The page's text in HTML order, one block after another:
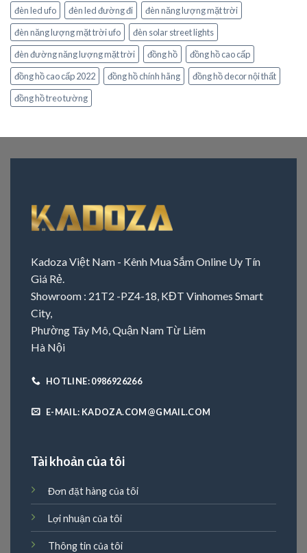
đèn led ufo
đèn led đường đi
đèn năng lượng mặt trời
đèn năng lượng mặt trời ufo
đèn solar street lights
đèn đường năng lượng mặt trời
đồng hồ
đồng hồ cao cấp
đồng hồ cao cấp 2022
đồng hồ chính hãng
đồng hồ decor nội thất
đồng hồ treo tường
Kadoza Việt Nam - Kênh Mua Sắm Online Uy Tín
Giá Rẻ.
Showroom : 21T2 -PZ4-18, KĐT Vinhomes Smart
City,
Phường Tây Mô, Quận Nam Từ Liêm
Hà Nội
HOTLINE: 0986926266
E-MAIL: KADOZA.COM@GMAIL.COM
Tài khoản của tôi
Đơn đặt hàng của tôi
Lợi nhuận của tôi
Thông tin của tôi